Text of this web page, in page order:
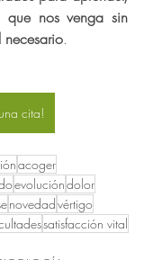
nos venga sin
necesario.
cita!
acoger
evolucióndolor
novedadvértigo
satisfacción vital